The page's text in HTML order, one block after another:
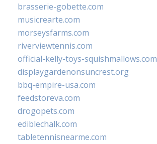
brasserie-gobette.com
musicrearte.com
morseysfarms.com
riverviewtennis.com
official-kelly-toys-squishmallows.com
displaygardenonsuncrest.org
bbq-empire-usa.com
feedstoreva.com
drogopets.com
ediblechalk.com
tabletennisnearme.com